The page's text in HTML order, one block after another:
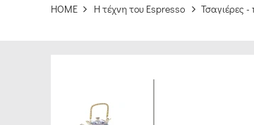
HOME H τέχνη του Espresso Τσαγιέρες